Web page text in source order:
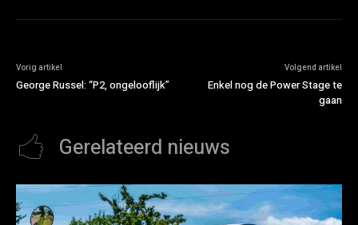
Vorig artikel
George Russel: “P2, ongelooflijk”
Volgend artikel
Enkel nog de Power Stage te
gaan
Gerelateerd nieuws